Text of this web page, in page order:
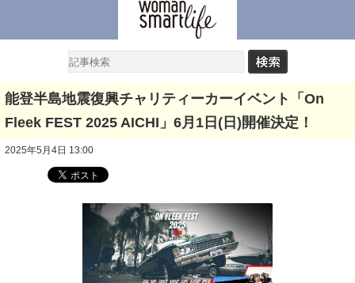
能登半島地震復興チャリティーカーイベント「On
Fleek FEST 2025 AICHI」6月1日(日)開催決定！
2025年5月4日 13:00